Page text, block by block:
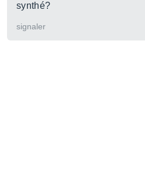
synthé?
signaler